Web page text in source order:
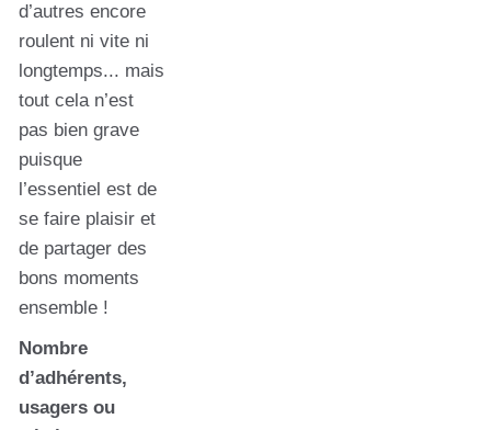
d’autres encore
roulent ni vite ni
longtemps... mais
tout cela n’est
pas bien grave
puisque
l’essentiel est de
se faire plaisir et
de partager des
bons moments
ensemble !
Nombre
d’adhérents,
usagers ou